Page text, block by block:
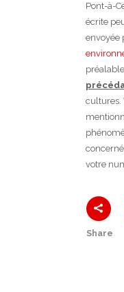
Pont-à-
écrite
envoyée
cultures.
votre
Share